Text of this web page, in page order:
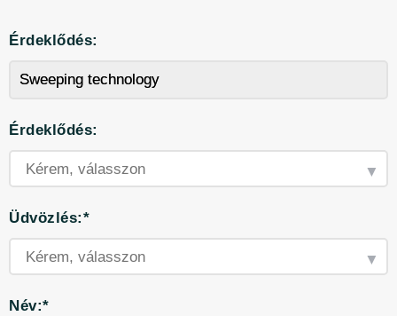
Érdeklődés:
Érdeklődés:
Üdvözlés:*
Név:*